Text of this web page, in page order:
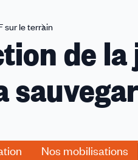
sur le terrain
de
la
mobilisation
sauvegarde
de
Nos mobilisations